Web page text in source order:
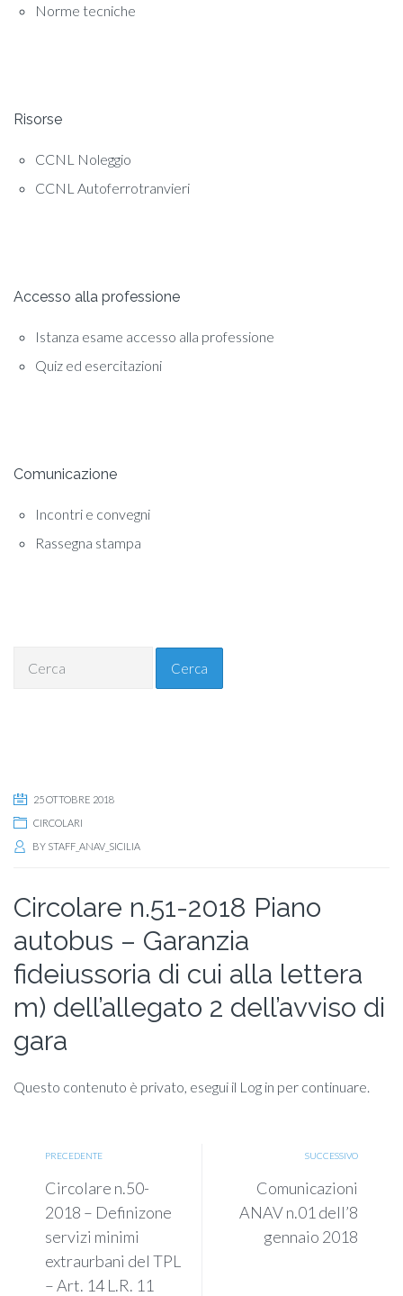
Norme tecniche
Risorse
CCNL Noleggio
CCNL Autoferrotranvieri
Accesso alla professione
Istanza esame accesso alla professione
Quiz ed esercitazioni
Comunicazione
Incontri e convegni
Rassegna stampa
Cerca
25 OTTOBRE 2018
CIRCOLARI
BY STAFF_ANAV_SICILIA
Circolare n.51-2018 Piano
autobus – Garanzia
fideiussoria di cui alla lettera
m) dell’allegato 2 dell’avviso di
gara
Questo contenuto è privato, esegui il Log in per continuare.
PRECEDENTE
Circolare n.50-
2018 – Definizone
servizi minimi
extraurbani del TPL
– Art. 14 L.R. 11
SUCCESSIVO
Comunicazioni
ANAV n.01 dell’8
gennaio 2018